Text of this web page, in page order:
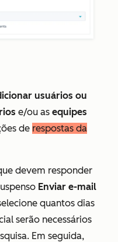
usuários ou
e/ou as equipes
de respostas da
devem responder
Enviar e-mail
quantos dias
serão necessários
Em seguida,